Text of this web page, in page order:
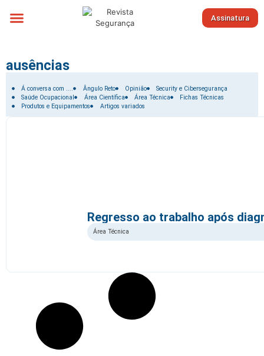
Assinatura
ausências
Filtrar por:
Á conversa com .... Ângulo Reto Opinião
Security e Cibersegurança
Saúde Ocupacional
Área Científica Área Técnica
Fichas Técnicas
Produtos e Equipamentos
Artigos variados
Regresso ao trabalho após
Área Técnica